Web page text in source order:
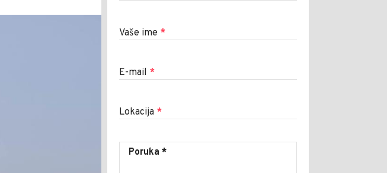
Vaše ime *
E-mail *
Lokacija *